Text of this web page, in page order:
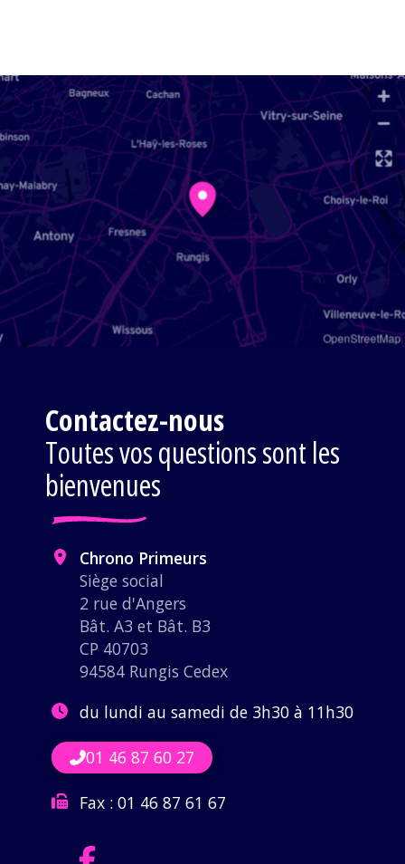
OpenStreetMap
Contactez-nous
Toutes vos questions sont les
bienvenues
Chrono Primeurs
Siège social
2 rue d'Angers
Bât. A3 et Bât. B3
CP 40703
94584 Rungis Cedex
du lundi au samedi de 3h30 à 11h30
01 46 87 60 27
Fax : 01 46 87 61 67